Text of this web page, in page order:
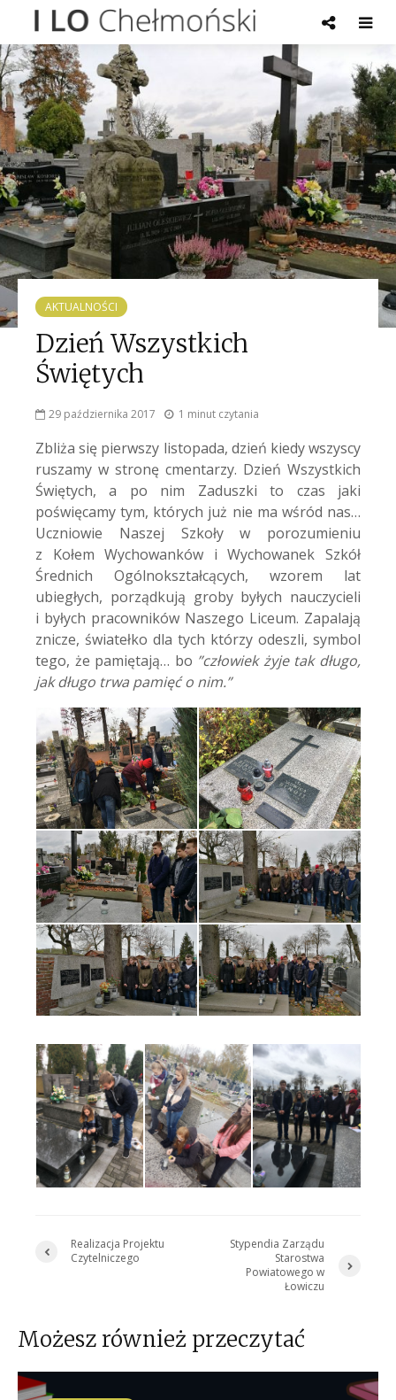
AKTUALNOŚCI
Dzień Wszystkich
Świętych
29 października 2017 1 minut czytania
Zbliża się pierwszy listopada, dzień kiedy wszyscy
ruszamy w stronę cmentarzy. Dzień Wszystkich
Świętych, a po nim Zaduszki to czas jaki
poświęcamy tym, których już nie ma wśród nas…
Uczniowie Naszej Szkoły w porozumieniu
z Kołem Wychowanków i Wychowanek Szkół
Średnich Ogólnokształcących, wzorem lat
ubiegłych, porządkują groby byłych nauczycieli
i byłych pracowników Naszego Liceum. Zapalają
znicze, światełko dla tych którzy odeszli, symbol
tego, że pamiętają… bo ”człowiek żyje tak długo,
jak długo trwa pamięć o nim.”
Realizacja Projektu
Czytelniczego
Stypendia Zarządu
Starostwa
Powiatowego w
Łowiczu
Możesz również przeczytać